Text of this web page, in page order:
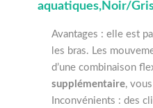
aquatiques,Noir/
Avantages : elle est
les bras. Les
d’une combinaison
supplémentaire,
Inconvénients : des